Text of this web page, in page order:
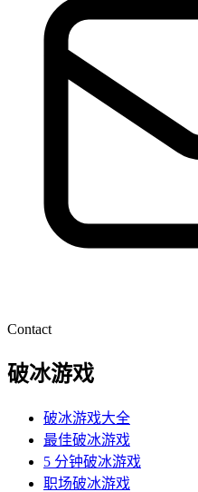
Contact
破冰游戏
破冰游戏大全
最佳破冰游戏
5 分钟破冰游戏
职场破冰游戏